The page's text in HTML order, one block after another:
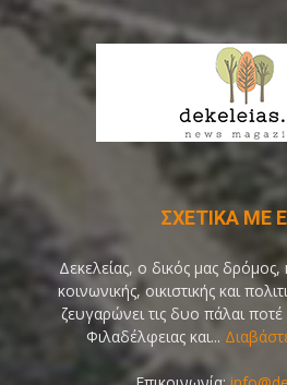
ΣΧΕΤΙΚΑ ΜΕ
Δεκελείας, ο δικός μας δρόμος,
κοινωνικής, οικιστικής και
ζευγαρώνει τις δυο πάλαι ποτέ
Φιλαδέλφειας και...